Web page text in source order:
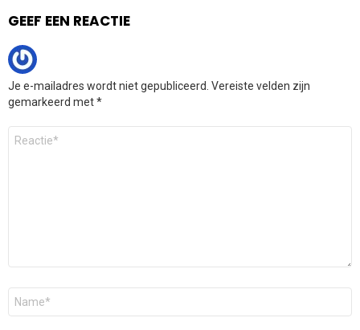
GEEF EEN REACTIE
Je e-mailadres wordt niet gepubliceerd. Vereiste velden zijn
gemarkeerd met*
Reactie
Naam